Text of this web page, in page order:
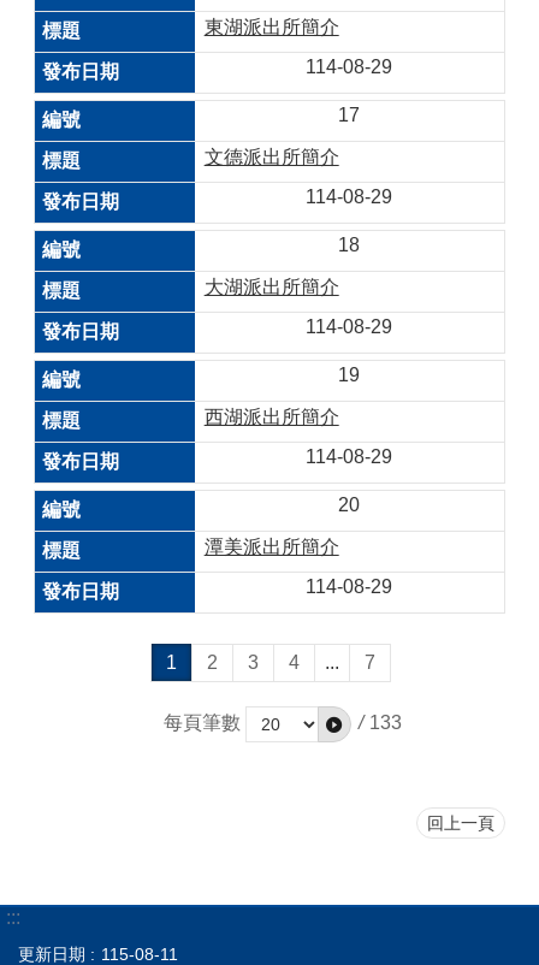
東湖派出所簡介
114-08-29
17
文德派出所簡介
114-08-29
18
大湖派出所簡介
114-08-29
19
西湖派出所簡介
114-08-29
20
潭美派出所簡介
114-08-29
1 2 3 4 ... 7
每頁筆數 / 133
回上一頁
:::
更新日期
115-08-11